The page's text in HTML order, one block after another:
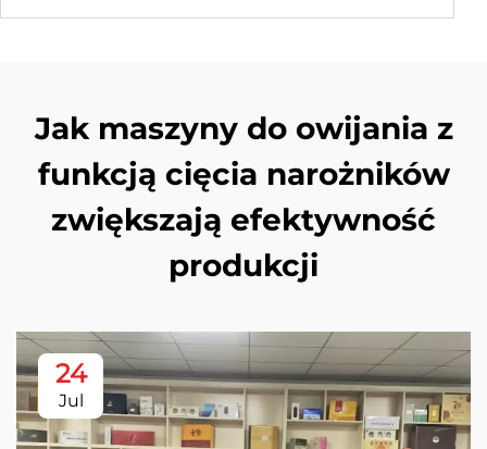
Jak maszyny do owijania z
funkcją cięcia narożników
zwiększają efektywność
produkcji
24
Jul